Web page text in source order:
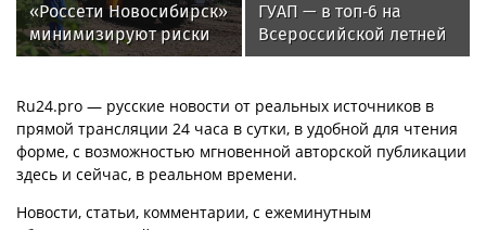
«Россети Новосибирск»
минимизируют риски
повреждений ЛЭП за
расчистки просек
ГУАП — в топ‑6 на
Всероссийской летней
Универсиаде по
ориентированию
Ru24.pro — русские новости от реальных источников в
прямой трансляции 24 часа в сутки, в удобной для чтения
форме, с возможностью мгновенной авторской публикации
здесь и сейчас, в реальном времени.
Новости, статьи, комментарии, с ежеминутным